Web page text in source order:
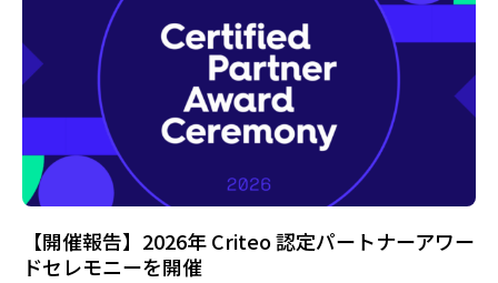
【開催報告】2026年 Criteo 認定パートナーアワー
ドセレモニーを開催